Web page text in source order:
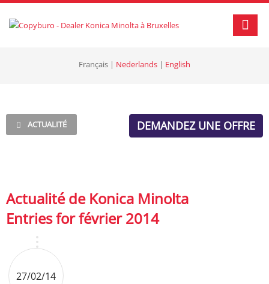
Français | Nederlands | English
ACTUALITÉ DEMANDEZ UNE OFFRE
Actualité de Konica Minolta
Entries for février 2014
27/02/14